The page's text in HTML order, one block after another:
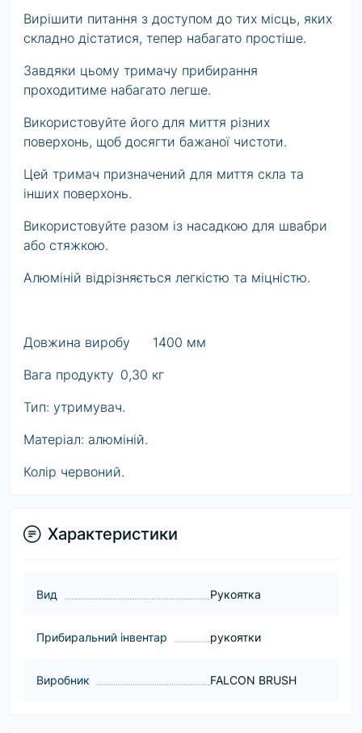
Вирішити питання з доступом до тих місць, яких
складно дістатися, тепер набагато простіше.
Завдяки цьому тримачу прибирання
проходитиме набагато легше.
Використовуйте його для миття різних
поверхонь, щоб досягти бажаної чистоти.
Цей тримач призначений для миття скла та
інших поверхонь.
Використовуйте разом із насадкою для швабри
або стяжкою.
Алюміній відрізняється легкістю та міцністю.
Довжина виробу
1400 мм
Вага продукту 0,30 кг
Тип: утримувач.
Матеріал: алюміній.
Колір червоний.
Характеристики
Вид Рукоятка
Прибиральний інвентар рукоятки
Виробник FALCON BRUSH